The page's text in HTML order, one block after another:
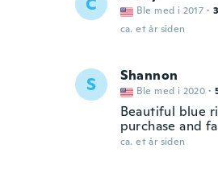
Ble med i 2017 ·
ca. et år siden
S Shannon
Ble med i 2020 ·
Beautiful blue
purchase and
ca. et år siden